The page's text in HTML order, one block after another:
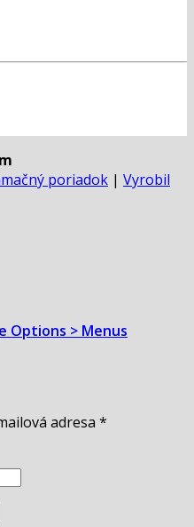
poriadok | Vyrobil
Options > Menus
adresa *